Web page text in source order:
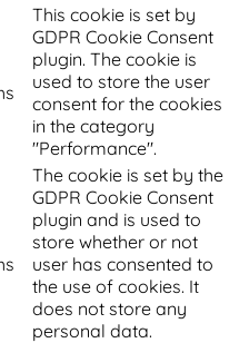
This cookie is set by
GDPR Cookie Consent
plugin. The cookie is
used to store the user
consent for the cookies
in the category
"Performance".
The cookie is set by the
GDPR Cookie Consent
plugin and is used to
store whether or not
user has consented to
the use of cookies. It
does not store any
personal data.